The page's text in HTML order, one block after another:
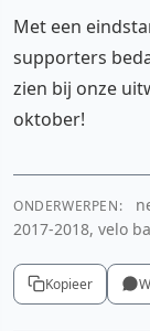
Met een
supporters
zien bij onze
oktober!
ONDERWERPEN:
2017-2018, velo
Kopieer